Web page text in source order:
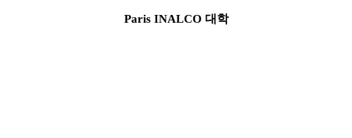
Paris INALCO 대학